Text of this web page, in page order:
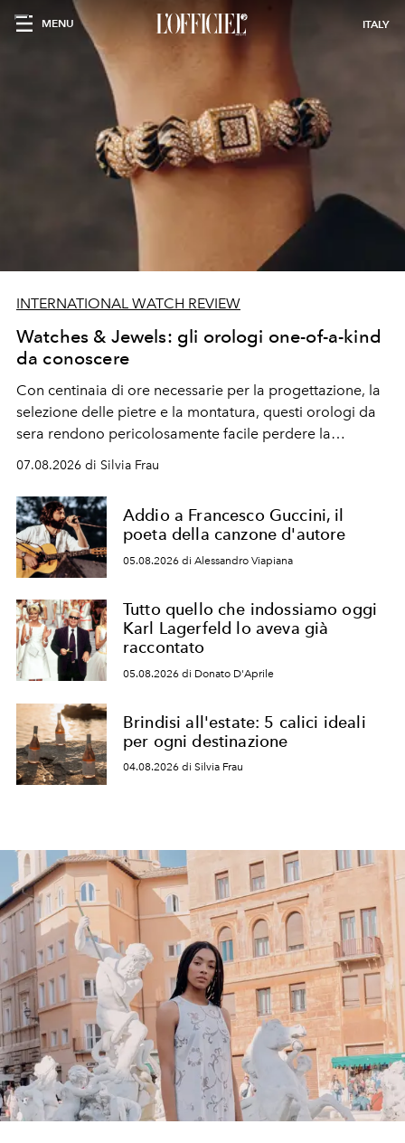
MENU ITALY
INTERNATIONAL WATCH REVIEW
Watches & Jewels: gli orologi one-of-a-kind
da conoscere
Con centinaia di ore necessarie per la progettazione, la
selezione delle pietre e la montatura, questi orologi da
sera rendono pericolosamente facile perdere la
cognizione del tempo. Ma con quadranti così
07.08.2026 di Silvia Frau
Addio a Francesco Guccini, il
poeta della canzone d'autore
05.08.2026 di Alessandro Viapiana
Tutto quello che indossiamo oggi
Karl Lagerfeld lo aveva già
raccontato
05.08.2026 di Donato D'Aprile
Brindisi all'estate: 5 calici ideali
per ogni destinazione
04.08.2026 di Silvia Frau